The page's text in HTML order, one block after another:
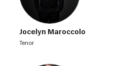
Jocelyn Maroccolo
tenor